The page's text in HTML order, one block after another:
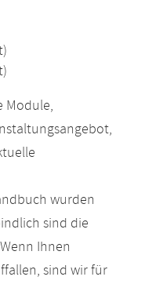
Module,
wurden
sind die
Ihnen
sind wir für